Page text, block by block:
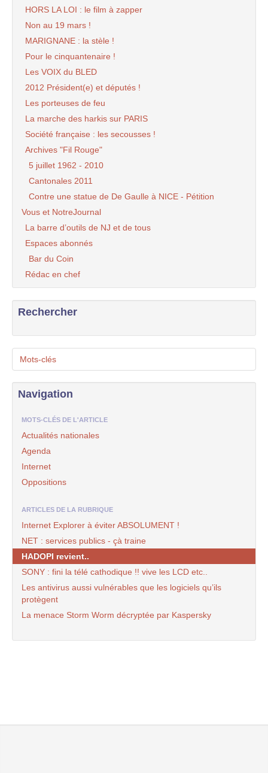
HORS LA LOI : le film à zapper
Non au 19 mars !
MARIGNANE : la stèle !
Pour le cinquantenaire !
Les VOIX du BLED
2012 Président(e) et députés !
Les porteuses de feu
La marche des harkis sur PARIS
Société française : les secousses !
Archives "Fil Rouge"
5 juillet 1962 - 2010
Cantonales 2011
Contre une statue de De Gaulle à NICE - Pétition
Vous et NotreJournal
La barre d’outils de NJ et de tous
Espaces abonnés
Bar du Coin
Rédac en chef
Rechercher
Mots-clés
Navigation
MOTS-CLÉS DE L'ARTICLE
Actualités nationales
Agenda
Internet
Oppositions
ARTICLES DE LA RUBRIQUE
Internet Explorer à éviter ABSOLUMENT !
NET : services publics - çà traine
HADOPI revient..
SONY : fini la télé cathodique !! vive les LCD etc..
Les antivirus aussi vulnérables que les logiciels qu’ils
protègent
La menace Storm Worm décryptée par Kaspersky